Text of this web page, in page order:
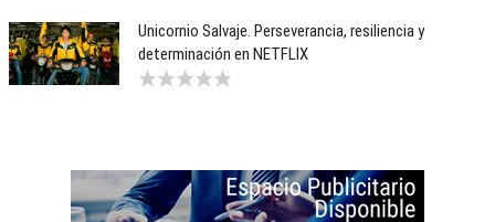
Unicornio Salvaje. Perseverancia, resiliencia y
determinación en NETFLIX